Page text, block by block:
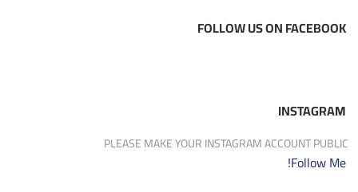
FOLLOW US ON FACEBOOK
INSTAGRAM
PLEASE MAKE YOUR INSTAGRAM ACCOUNT PUBLIC
Follow Me!